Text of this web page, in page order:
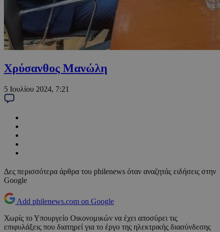
Χρύσανθος Μανώλη
5 Ιουλίου 2024, 7:21
Δες περισσότερα άρθρα του philenews όταν αναζητάς ειδήσεις στην
Google
Add philenews.com on Google
Χωρίς το Υπουργείο Οικονομικών να έχει αποσύρει τις
επιφυλάξεις που διατηρεί για το έργο της ηλεκτρικής διασύνδεσης